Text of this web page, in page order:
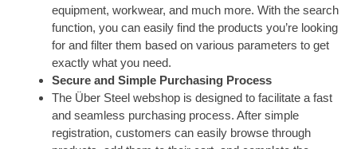
equipment, workwear, and much more. With the search
function, you can easily find the products you’re looking
for and filter them based on various parameters to get
exactly what you need.
Secure and Simple Purchasing Process
The Über Steel webshop is designed to facilitate a fast
and seamless purchasing process. After simple
registration, customers can easily browse through